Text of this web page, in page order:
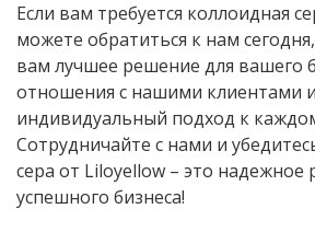
Если вам требуется коллоидная
можете обратиться к нам
вам лучшее решение для вашего
отношения с нашими клиентами
индивидуальный подход к
Сотрудничайте с нами и
сера от Liloyellow – это надежное
успешного бизнеса!